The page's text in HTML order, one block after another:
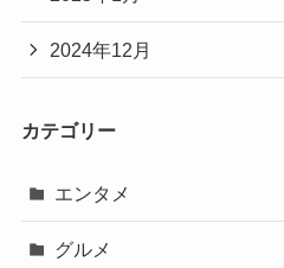
2024年12月
カテゴリー
エンタメ
グルメ